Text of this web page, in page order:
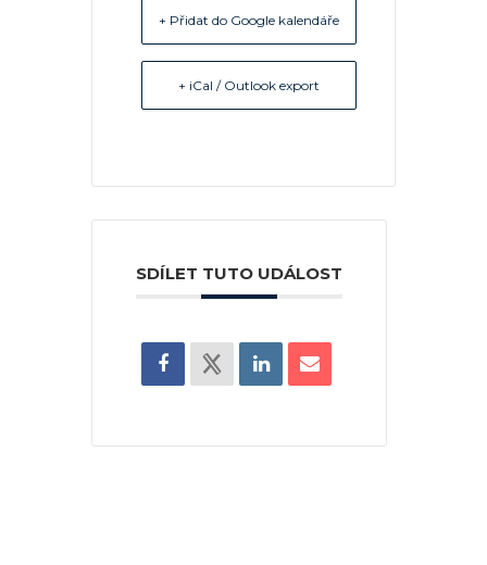
+ Přidat do Google kalendáře
+ iCal / Outlook export
SDÍLET TUTO UDÁLOST